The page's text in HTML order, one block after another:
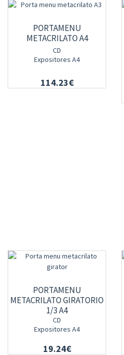
PORTAMENU
METACRILATO A4
CD
Expositores A4
114.23€
PORTAMENU
METACRILATO GIRATORIO
1/3 A4
CD
Expositores A4
19.24€